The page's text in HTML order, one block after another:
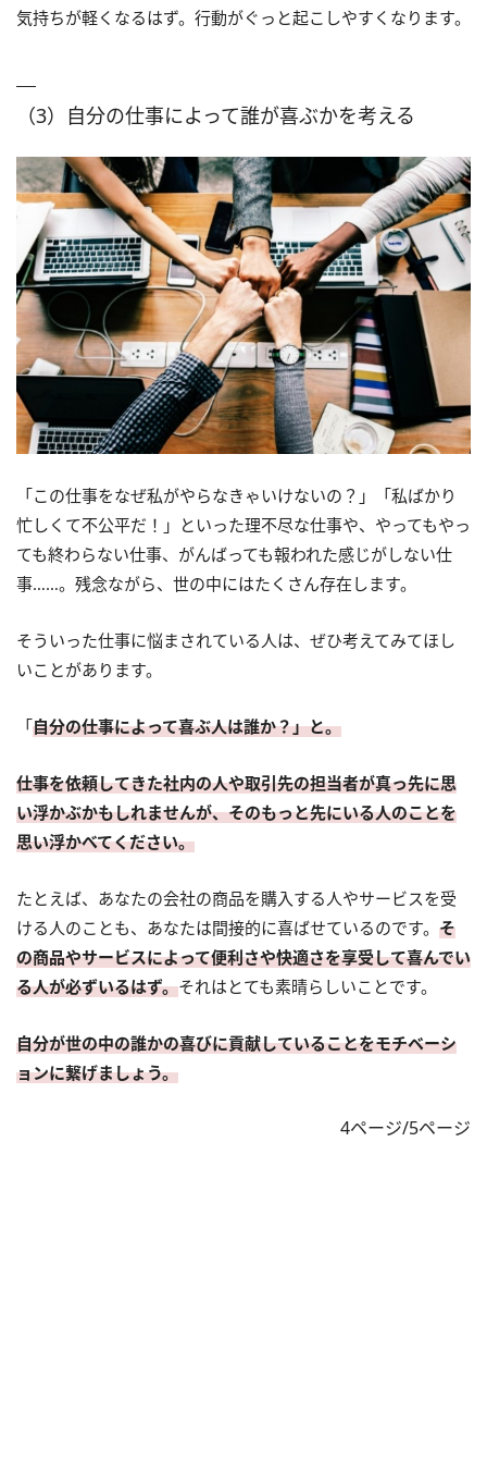
気持ちが軽くなるはず。行動がぐっと起こしやすくなります。
（3）自分の仕事によって誰が喜ぶかを考える
「この仕事をなぜ私がやらなきゃいけないの？」「私ばかり
忙しくて不公平だ！」といった理不尽な仕事や、やってもやっ
ても終わらない仕事、がんばっても報われた感じがしない仕
事……。残念ながら、世の中にはたくさん存在します。
そういった仕事に悩まされている人は、ぜひ考えてみてほし
いことがあります。
「自分の仕事によって喜ぶ人は誰か？」と。
仕事を依頼してきた社内の人や取引先の担当者が真っ先に思
い浮かぶかもしれませんが、そのもっと先にいる人のことを
思い浮かべてください。
たとえば、あなたの会社の商品を購入する人やサービスを受
ける人のことも、あなたは間接的に喜ばせているのです。 そ
の商品やサービスによって便利さや快適さを享受して喜んでい
る人が必ずいるはず。それはとても素晴らしいことです。
自分が世の中の誰かの喜びに貢献していることをモチベーシ
ョンに繋げましょう。
4ページ/5ページ